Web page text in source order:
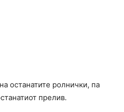
останатите ролнички, па
прелив.